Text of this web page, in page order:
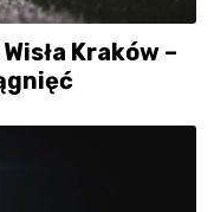
Kraków –